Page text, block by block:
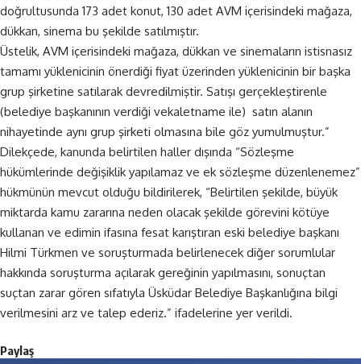
doğrultusunda 173 adet konut, 130 adet AVM içerisindeki mağaza,
dükkan, sinema bu şekilde satılmıştır.
Üstelik, AVM içerisindeki mağaza, dükkan ve sinemaların istisnasız
tamamı yüklenicinin önerdiği fiyat üzerinden yüklenicinin bir başka
grup şirketine satılarak devredilmiştir. Satışı gerçekleştirenle
(belediye başkanının verdiği vekaletname ile) satın alanın
nihayetinde aynı grup şirketi olmasına bile göz yumulmuştur.”
Dilekçede, kanunda belirtilen haller dışında “Sözleşme
hükümlerinde değişiklik yapılamaz ve ek sözleşme düzenlenemez”
hükmünün mevcut olduğu bildirilerek, “Belirtilen şekilde, büyük
miktarda kamu zararına neden olacak şekilde görevini kötüye
kullanan ve edimin ifasına fesat karıştıran eski belediye başkanı
Hilmi Türkmen ve soruşturmada belirlenecek diğer sorumlular
hakkında soruşturma açılarak gereğinin yapılmasını, sonuçtan
suçtan zarar gören sıfatıyla Üsküdar Belediye Başkanlığına bilgi
verilmesini arz ve talep ederiz.” ifadelerine yer verildi.
Paylaş